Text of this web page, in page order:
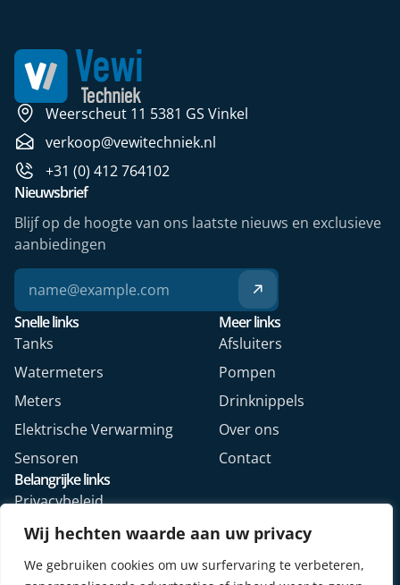
Wij hechten waarde aan uw privacy
We gebruiken cookies om uw surfervaring te verbeteren,
Weerscheut 11 5381 GS Vinkel
verkoop@vewitechniek.nl
+31 (0) 412 764102
Snelle links
Tanks
Watermeters
Meters
Elektrische Verwarming
Sensoren
Meer links
Afsluiters
Pompen
Drinknippels
Over ons
Contact
Belangrijke links
Privacybeleid
Algemene voorwaarden
Veelgestelde vragen
Nieuwsbrief
Blijf op de hoogte van ons laatste nieuws en exclusieve
aanbiedingen